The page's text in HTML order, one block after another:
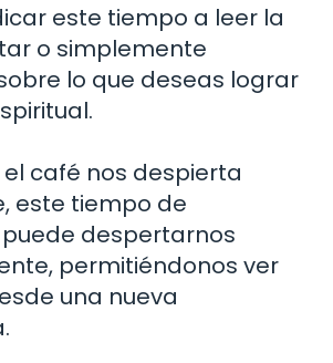
este tiempo a leer la
o simplemente
lo que deseas lograr
el café nos despierta
este tiempo de
despertarnos
permitiéndonos ver
una nueva